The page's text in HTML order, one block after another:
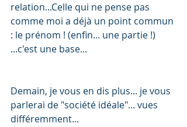
relation...Celle qui ne pense pas
comme moi a déjà un point commun
: le prénom ! (enfin... une partie !)
...c'est une base...
Demain, je vous en dis plus... je vous
parlerai de "société idéale"... vues
différemment...